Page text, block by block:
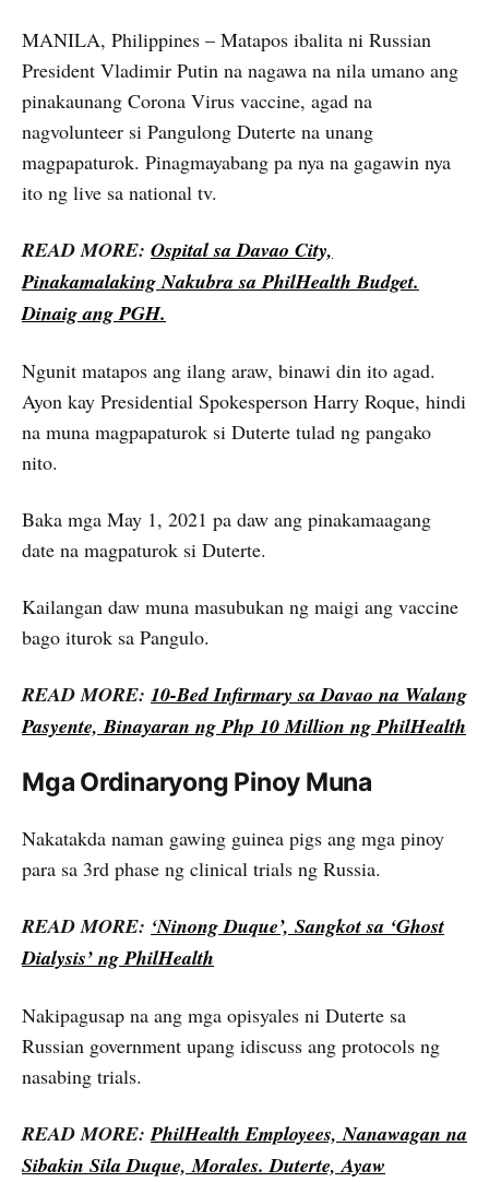
MANILA, Philippines – Matapos ibalita ni Russian
President Vladimir Putin na nagawa na nila umano ang
pinakaunang Corona Virus vaccine, agad na
nagvolunteer si Pangulong Duterte na unang
magpapaturok. Pinagmayabang pa nya na gagawin nya
ito ng live sa national tv.
READ MORE: Ospital sa Davao City,
Pinakamalaking Nakubra sa PhilHealth Budget.
Dinaig ang PGH.
Ngunit matapos ang ilang araw, binawi din ito agad.
Ayon kay Presidential Spokesperson Harry Roque, hindi
na muna magpapaturok si Duterte tulad ng pangako
nito.
Baka mga May 1, 2021 pa daw ang pinakamaagang
date na magpaturok si Duterte.
Kailangan daw muna masubukan ng maigi ang vaccine
bago iturok sa Pangulo.
READ MORE: 10-Bed Infirmary sa Davao na Walang
Pasyente, Binayaran ng Php 10 Million ng PhilHealth
Mga Ordinaryong Pinoy Muna
Nakatakda naman gawing guinea pigs ang mga pinoy
para sa 3rd phase ng clinical trials ng Russia.
READ MORE: ‘Ninong Duque’, Sangkot sa ‘Ghost
Dialysis’ ng PhilHealth
Nakipagusap na ang mga opisyales ni Duterte sa
Russian government upang idiscuss ang protocols ng
nasabing trials.
READ MORE:PhilHealth Employees, Nanawagan na
Sibakin Sila Duque, Morales. Duterte, Ayaw